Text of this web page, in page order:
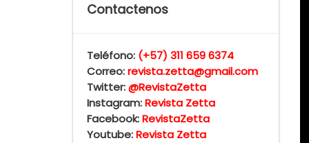
Contactenos
Teléfono: (+57) 311 659 6374
Correo:revista.zetta@gmail.com
Twitter:@RevistaZetta
Instagram:Revista Zetta
Facebook:RevistaZetta
Youtube:Revista Zetta